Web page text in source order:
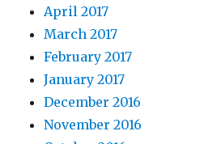
April 2017
March 2017
February 2017
January 2017
December 2016
November 2016